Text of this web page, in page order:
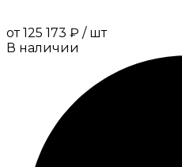
от 125 173 ₽ / шт
В наличии